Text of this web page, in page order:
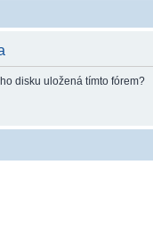
disku uložená tímto fórem?